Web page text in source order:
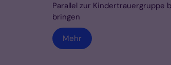
Parallel zur Kindertrauergruppe
bringen
Mehr